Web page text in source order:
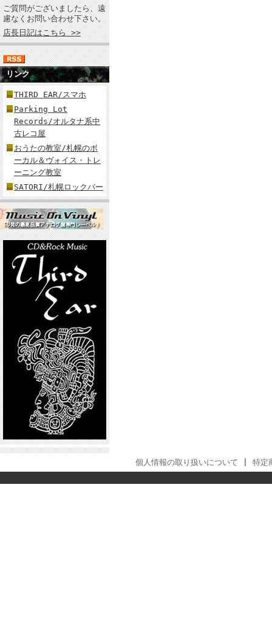
ご質問がございましたら、遠
慮なくお問い合わせ下さい。
店長日記はこちら >>
リンク
THIRD EAR/スマホ
Parking Lot
Records/オルタナ系中
古レコ屋
おうたの教室/札幌のボ
ーカル＆ヴォイス・トレ
ーニング教室
SATORI/札幌ロックバー
個人情報の取り扱いについて 特定